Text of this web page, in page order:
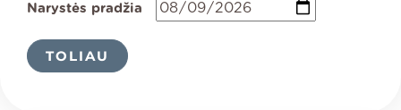
Narystės pradžia
TOLIAU